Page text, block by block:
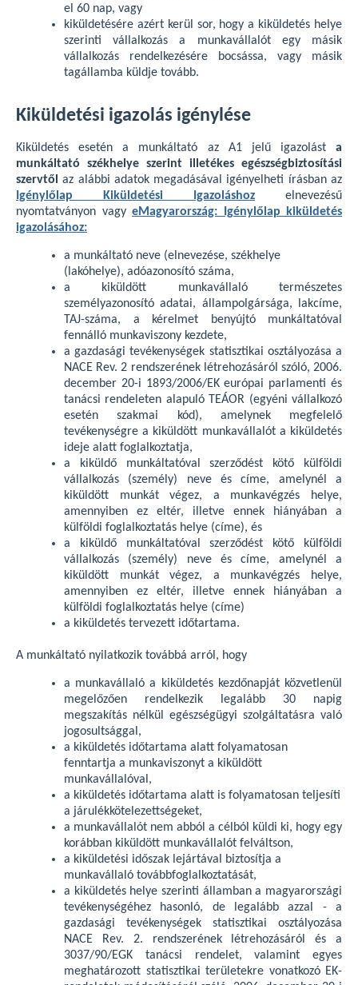
el 60 nap, vagy
kiküldetésére azért kerül sor, hogy a kiküldetés helye
szerinti vállalkozás a munkavállalót egy másik
vállalkozás rendelkezésére bocsássa, vagy másik
tagállamba küldje tovább.
Kiküldetési igazolás igénylése
Kiküldetés esetén a munkáltató az A1 jelű igazolást a
munkáltató székhelye szerint illetékes egészségbiztosítási
szervtőlaz alábbi adatok megadásával igényelheti írásban az
Igénylőlap Kiküldetési Igazoláshoz elnevezésű
nyomtatványon vagy eMagyarország: Igénylőlap kiküldetés
igazolásához:
a munkáltató neve (elnevezése, székhelye
(lakóhelye), adóazonosító száma,
a kiküldött munkavállaló természetes
személyazonosító adatai, állampolgársága, lakcíme,
TAJ-száma, a kérelmet benyújtó munkáltatóval
fennálló munkaviszony kezdete,
a gazdasági tevékenységek statisztikai osztályozása a
NACE Rev. 2 rendszerének létrehozásáról szóló, 2006.
december 20-i 1893/2006/EK európai parlamenti és
tanácsi rendeleten alapuló TEÁOR (egyéni vállalkozó
esetén szakmai kód), amelynek megfelelő
tevékenységre a kiküldött munkavállalót a kiküldetés
ideje alatt foglalkoztatja,
a kiküldő munkáltatóval szerződést kötő külföldi
vállalkozás (személy) neve és címe, amelynél a
kiküldött munkát végez, a munkavégzés helye,
amennyiben ez eltér, illetve ennek hiányában a
külföldi foglalkoztatás helye (címe), és
a kiküldő munkáltatóval szerződést kötő külföldi
vállalkozás (személy) neve és címe, amelynél a
kiküldött munkát végez, a munkavégzés helye,
amennyiben ez eltér, illetve ennek hiányában a
külföldi foglalkoztatás helye (címe)
a kiküldetés tervezett időtartama.
A munkáltató nyilatkozik továbbá arról, hogy
a munkavállaló a kiküldetés kezdőnapját közvetlenül
megelőzően rendelkezik legalább 30 napig
megszakítás nélkül egészségügyi szolgáltatásra való
jogosultsággal,
a kiküldetés időtartama alatt folyamatosan
fenntartja a munkaviszonyt a kiküldött
munkavállalóval,
a kiküldetés időtartama alatt is folyamatosan teljesíti
a járulékkötelezettségeket,
a munkavállalót nem abból a célból küldi ki, hogy egy
korábban kiküldött munkavállalót felváltson,
a kiküldetési időszak lejártával biztosítja a
munkavállaló továbbfoglalkoztatását,
a kiküldetés helye szerinti államban a magyarországi
tevékenységéhez hasonló, de legalább azzal - a
gazdasági tevékenységek statisztikai osztályozása
NACE Rev. 2. rendszerének létrehozásáról és a
3037/90/EGK tanácsi rendelet, valamint egyes
meghatározott statisztikai területekre vonatkozó EK-